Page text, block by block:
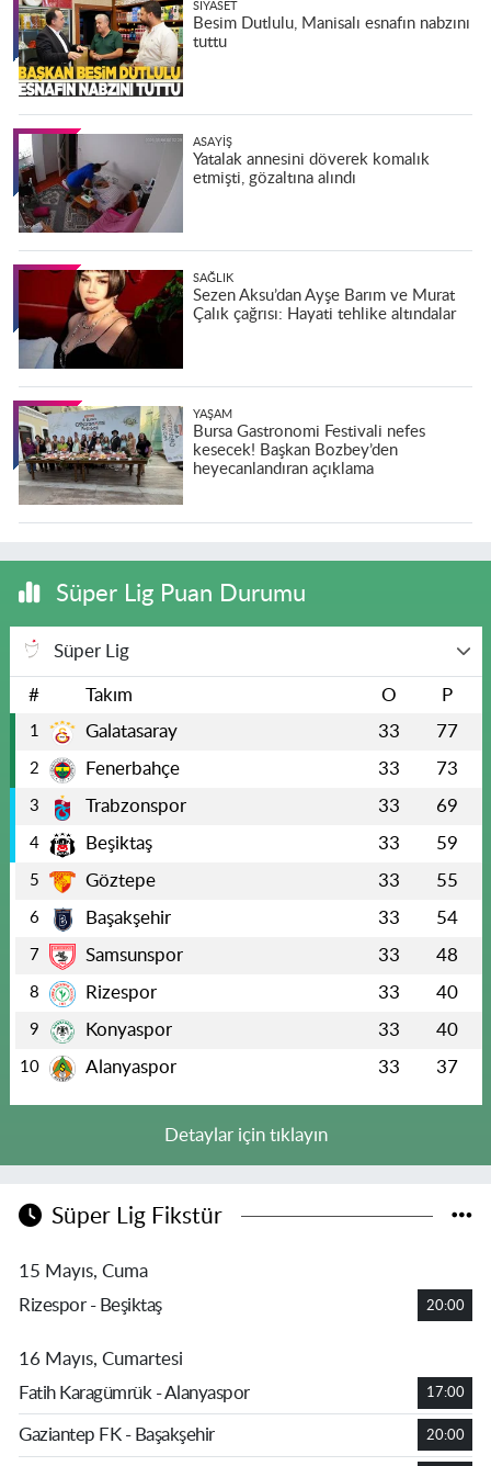
SIYASET
Besim Dutlulu, Manisalı esnafın nabzını
tuttu
ASAYIŞ
Yatalak annesini döverek komalık
etmişti, gözaltına alındı
SAĞLIK
Sezen Aksu’dan Ayşe Barım ve Murat
Çalık çağrısı: Hayati tehlike altındalar
YAŞAM
Bursa Gastronomi Festivali nefes
kesecek! Başkan Bozbey’den
heyecanlandıran açıklama
Süper Lig Puan Durumu
Süper Lig
# Takım O P
1 Galatasaray 33 77
2 Fenerbahçe 33 73
3 Trabzonspor 33 69
4 Beşiktaş 33 59
5 Göztepe 33 55
6 Başakşehir 33 54
7 Samsunspor 33 48
8 Rizespor 33 40
9 Konyaspor 33 40
10 Alanyaspor 33 37
Detaylar için tıklayın
Süper Lig Fikstür
15 Mayıs, Cuma
Rizespor - Beşiktaş
20:00
16 Mayıs, Cumartesi
Fatih Karagümrük - Alanyaspor
17:00
Gaziantep FK - Başakşehir 20:00